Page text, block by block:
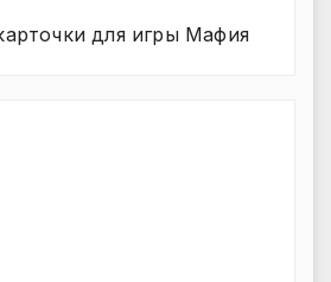
для игры Мафия